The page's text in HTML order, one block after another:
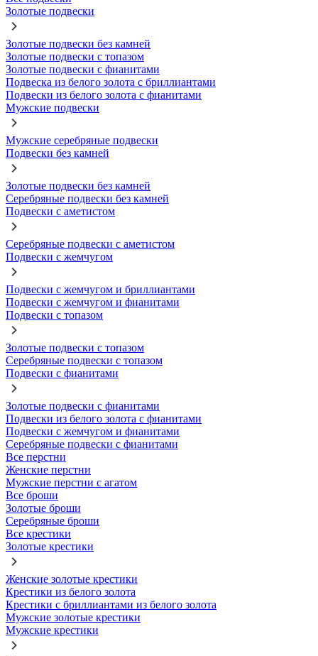
Золотые подвески
Золотые подвески без камней
Золотые подвески с топазом
Золотые подвески с фианитами
Подвеска из белого золота с бриллиантами
Подвески из белого золота с фианитами
Мужские подвески
Мужские серебряные подвески
Подвески без камней
Золотые подвески без камней
Серебряные подвески без камней
Подвески с аметистом
Серебряные подвески с аметистом
Подвески с жемчугом
Подвески с жемчугом и бриллиантами
Подвески с жемчугом и фианитами
Подвески с топазом
Золотые подвески с топазом
Серебряные подвески с топазом
Подвески с фианитами
Золотые подвески с фианитами
Подвески из белого золота с фианитами
Подвески с жемчугом и фианитами
Серебряные подвески с фианитами
Все перстни
Женские перстни
Мужские перстни с агатом
Все броши
Золотые броши
Серебряные броши
Все крестики
Золотые крестики
Женские золотые крестики
Крестики из белого золота
Крестики с бриллиантами из белого золота
Мужские золотые крестики
Мужские крестики